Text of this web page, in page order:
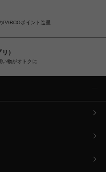
PARCOポイント進呈
）
い物がオトクに